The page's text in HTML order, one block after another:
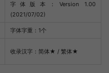
字体版本：Version 1.00
(2021/07/02)
字体字重：1个
收录汉字：简体★ / 繁体★